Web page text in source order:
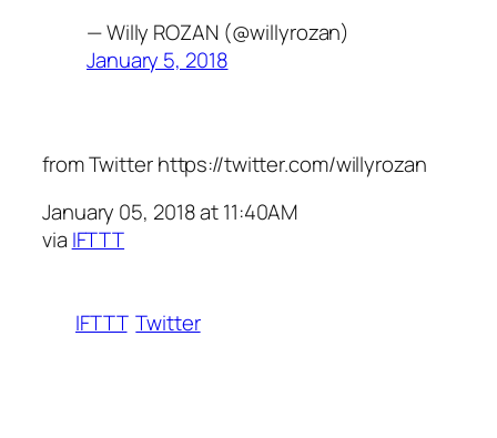
— Willy ROZAN (@willyrozan)
January 5, 2018
from Twitter https://twitter.com/willyrozan
January 05, 2018 at 11:40AM
via IFTTT
IFTTT Twitter